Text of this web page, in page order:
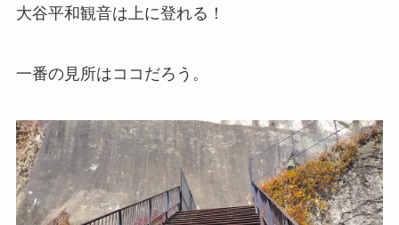
大谷平和観音は上に登れる！
一番の見所はココだろう。